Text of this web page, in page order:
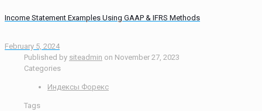
Income Statement Examples Using GAAP & IFRS Methods
February 5, 2024
Published by siteadmin on November 27, 2023
Categories
Индексы Форекс
Tags